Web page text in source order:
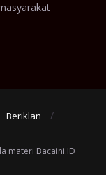
Beriklan
materi Bacaini.ID